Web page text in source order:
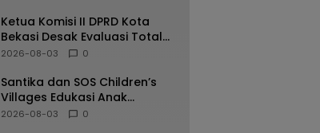
Ketua Komisi II DPRD Kota
Bekasi Desak Evaluasi Total
Usai Dugaan Pungli Oknum
2026-08-03 0
Santika dan SOS Children’s
Villages Edukasi Anak
Mengenal Industri Perhotelan
2026-08-03 0